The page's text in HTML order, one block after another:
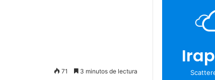
71 3 minutos de lectura